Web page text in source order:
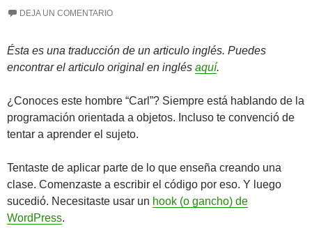
DEJA UN COMENTARIO
Ésta es una traducción de un articulo inglés. Puedes
encontrar el articulo original en inglés aquí.
¿Conoces este hombre “Carl”? Siempre está hablando de la
programación orientada a objetos. Incluso te convenció de
tentar a aprender el sujeto.
Tentaste de aplicar parte de lo que enseña creando una
clase. Comenzaste a escribir el código por eso. Y luego
sucedió. Necesitaste usar un hook (o gancho) de
WordPress.